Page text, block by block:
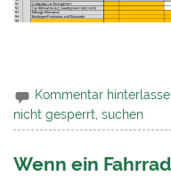
Kommentar
nicht gesperrt ,suchen
Wenn ein